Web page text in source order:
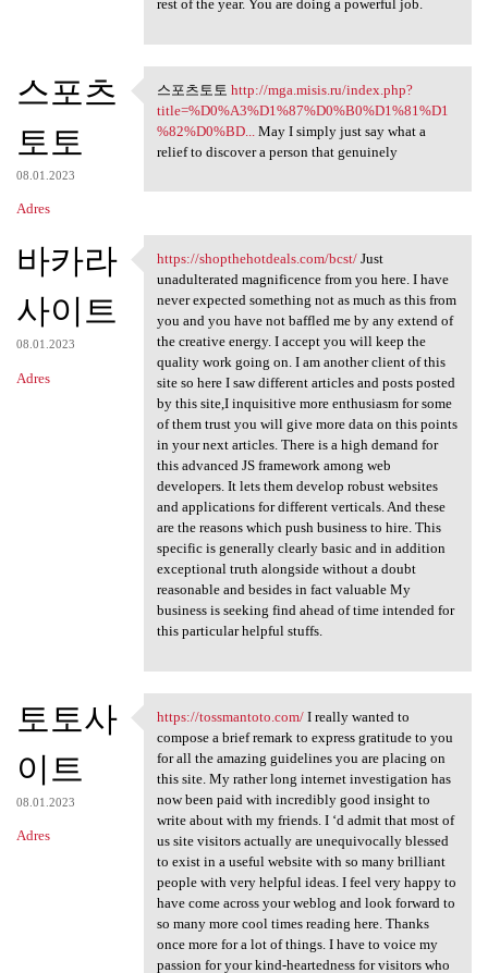
rest of the year. You are doing a powerful job.
스포츠
토토
08.01.2023
Adres
스포츠토토 http://mga.misis.ru
스포츠토토 http://mga.misis.ru/index.php?
title=%D0%A3%D1%87%D0%B0%D1%81%D1
%82%D0%BD...
May I simply just say what a
relief to discover a person that genuinely
바카라
사이트
08.01.2023
Adres
https://shopthehotdeals.com
https://shopthehotdeals.com/bcst/Just
unadulterated magnificence from you here. I have
never expected something not as much as this from
you and you have not baffled me by any extend of
the creative energy. I accept you will keep the
quality work going on. I am another client of this
site so here I saw different articles and posts posted
by this site,I inquisitive more enthusiasm for some
of them trust you will give more data on this points
in your next articles. There is a high demand for
this advanced JS framework among web
developers. It lets them develop robust websites
and applications for different verticals. And these
are the reasons which push business to hire. This
specific is generally clearly basic and in addition
exceptional truth alongside without a doubt
reasonable and besides in fact valuable My
business is seeking find ahead of time intended for
this particular helpful stuffs.
토토사
이트
08.01.2023
Adres
https://tossmantoto.com/ I
https://tossmantoto.com/I really wanted to
compose a brief remark to express gratitude to you
for all the amazing guidelines you are placing on
this site. My rather long internet investigation has
now been paid with incredibly good insight to
write about with my friends. I ‘d admit that most of
us site visitors actually are unequivocally blessed
to exist in a useful website with so many brilliant
people with very helpful ideas. I feel very happy to
have come across your weblog and look forward to
so many more cool times reading here. Thanks
once more for a lot of things. I have to voice my
passion for your kind-heartedness for visitors who